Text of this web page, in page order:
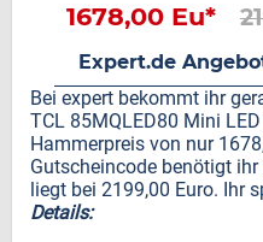
1678,00 Eu*
Expert.de
Bei expert bekommt ihr
TCL 85MQLED80 Mini
Hammerpreis von nur
Gutscheincode benötigt
liegt bei 2199,00 Euro. Ihr
Details: